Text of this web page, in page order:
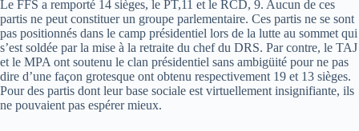
Le FFS a remporté 14 sièges, le PT,11 et le RCD, 9. Aucun de ces
partis ne peut constituer un groupe parlementaire. Ces partis ne se sont
pas positionnés dans le camp présidentiel lors de la lutte au sommet qui
s’est soldée par la mise à la retraite du chef du DRS. Par contre, le TAJ
et le MPA ont soutenu le clan présidentiel sans ambigüité pour ne pas
dire d’une façon grotesque ont obtenu respectivement 19 et 13 sièges.
Pour des partis dont leur base sociale est virtuellement insignifiante, ils
ne pouvaient pas espérer mieux.